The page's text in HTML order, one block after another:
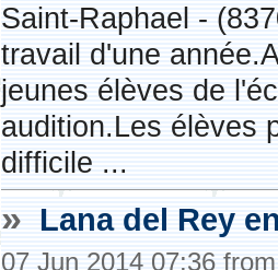
Saint-Raphael -
travail d'une
jeunes élèves de
audition.Les élèves
difficile ...
» Lana del Rey
07 Jun 2014 07:36